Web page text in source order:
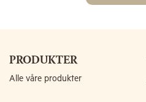
PRODUKTER
Alle våre produkter